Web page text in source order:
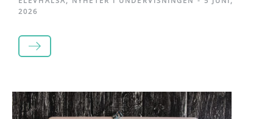
2026
LÄS MER